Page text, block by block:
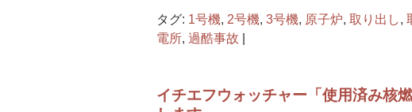
タグ: 1号機, 2号機, 3号機, 原子炉, 取り出し,
電所, 過酷事故
イチエフウォッチャー「使用済み核